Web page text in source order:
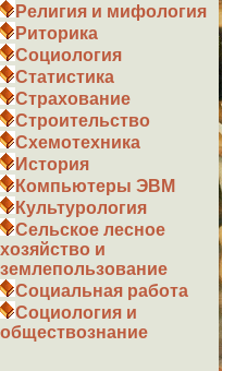
Религия и мифология
Риторика
Социология
Статистика
Страхование
Строительство
Схемотехника
История
Компьютеры ЭВМ
Культурология
Сельское лесное
хозяйство и
землепользование
Социальная работа
Социология и
обществознание